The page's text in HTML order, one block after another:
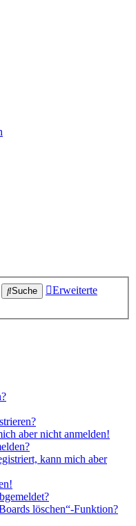
Suche
Erweiterte
aber nicht anmelden!
kann mich aber
löschen“-Funktion?